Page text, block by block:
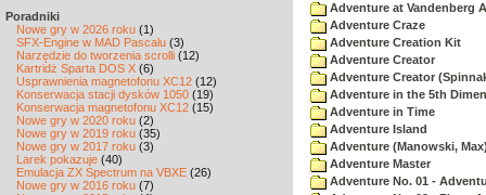
Poradniki
Nowe gry w 2026 roku (1)
SFX-Engine w MAD Pascalu (3)
Narzędzie do tworzenia scrolli (12)
Kartridż Sparta DOS X (6)
Usprawnienia magnetofonu XC12 (12)
Konserwacja stacji dysków 1050 (19)
Konserwacja magnetofonu XC12 (15)
Nowe gry w 2020 roku (2)
Nowe gry w 2019 roku (35)
Nowe gry w 2017 roku (3)
Larek pokazuje (40)
Emulacja ZX Spectrum na VBXE (26)
Nowe gry w 2016 roku (7)
Adventure at Vandenberg
Adventure Craze
Adventure Creation Kit
Adventure Creator
Adventure Creator
Adventure in the 5th
Adventure in Time
Adventure Island
Adventure (Manowski,
Adventure Master
Adventure No. 01 -